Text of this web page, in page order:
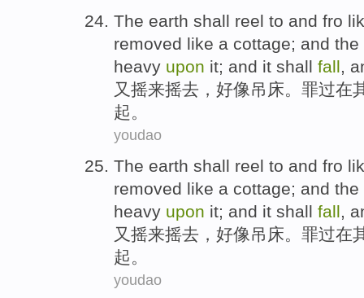
The earth shall reel to and fro
removed like a cottage; and the
heavy upon it; and it shall fall,
又 摇来摇去， 好像吊床。 罪过在
起。
youdao
The earth shall reel to and fro
removed like a cottage; and the
heavy upon it; and it shall fall,
又 摇来摇去， 好像吊床。 罪过在
起。
youdao